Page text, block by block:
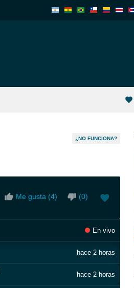
¿NO FUNCIONA?
Me gusta (4) (0)
En vivo
hace 2 horas
hace 2 horas